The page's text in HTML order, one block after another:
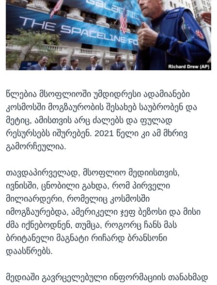
ᲡᲢᲣᲓᲘᲐ ᲕᲐᲨᲘᲜᲒᲢᲝᲜᲘ
ᲔᲙᲝᲜᲝᲛᲘᲙᲐ
ᲯᲐᲜᲛᲠᲗᲔᲚᲝᲑᲐ
ᲛᲔᲪᲜᲘᲔᲠᲔᲑᲐ
ᲘᲜᲢᲔᲠᲕᲘᲣ
ᲒᲐᲚᲘᲚᲔᲝ
ᲓᲔᲖᲘᲜᲤᲝᲠᲛᲐᲪᲘᲐ
Learning English
ᲗᲕᲐᲚᲘ ᲒᲕᲐᲓᲔᲕᲜᲔᲗ
ენები
წლებია მსოფლიოში უმდიდრესი ადამიანები
კოსმოსში მოგზაურობის შესახებ საუბრობენ და
მეტიც, ამისთვის არც ძალებს და ფულად
რესურსებს იშურებენ. 2021 წელი კი ამ მხრივ
გამორჩეულია.
თავდაპირველად, მსოფლიო მედიისთვის,
ივნისში, ცნობილი გახდა, რომ პირველი
მილიარდერი, რომელიც კოსმოსში
იმოგზაურებდა, ამერიკელი ჯეფ ბეზოსი და მისი
ძმა იქნებოდნენ, თუმცა, როგორც ჩანს მას
ბრიტანელი მაგნატი რიჩარდ ბრანსონი
დაასწრებს.
მედიაში გავრცელებული ინფორმაციის თანახმად